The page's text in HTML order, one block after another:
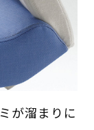
が溜まりに